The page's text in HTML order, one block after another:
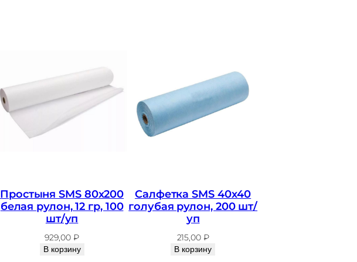
Простыня SMS 80х200
белая рулон, 12 гр, 100
шт/уп
929,00 ₽
В корзину
Салфетка SMS 40х40
голубая рулон, 200 шт/
уп
215,00 ₽
В корзину